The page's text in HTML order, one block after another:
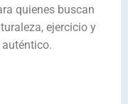
quienes buscan
ejercicio y